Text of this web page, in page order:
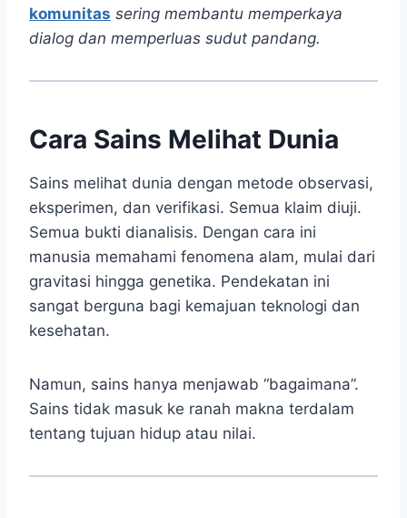
komunitas sering membantu memperkaya
dialog dan memperluas sudut pandang.
Cara Sains Melihat Dunia
Sains melihat dunia dengan metode observasi,
eksperimen, dan verifikasi. Semua klaim diuji.
Semua bukti dianalisis. Dengan cara ini
manusia memahami fenomena alam, mulai dari
gravitasi hingga genetika. Pendekatan ini
sangat berguna bagi kemajuan teknologi dan
kesehatan.
Namun, sains hanya menjawab “bagaimana”.
Sains tidak masuk ke ranah makna terdalam
tentang tujuan hidup atau nilai.